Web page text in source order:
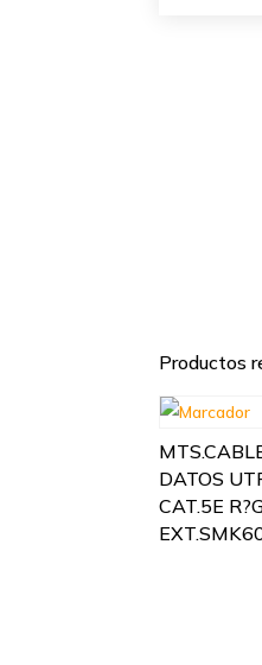
Productos
DATOS
CAT.5E